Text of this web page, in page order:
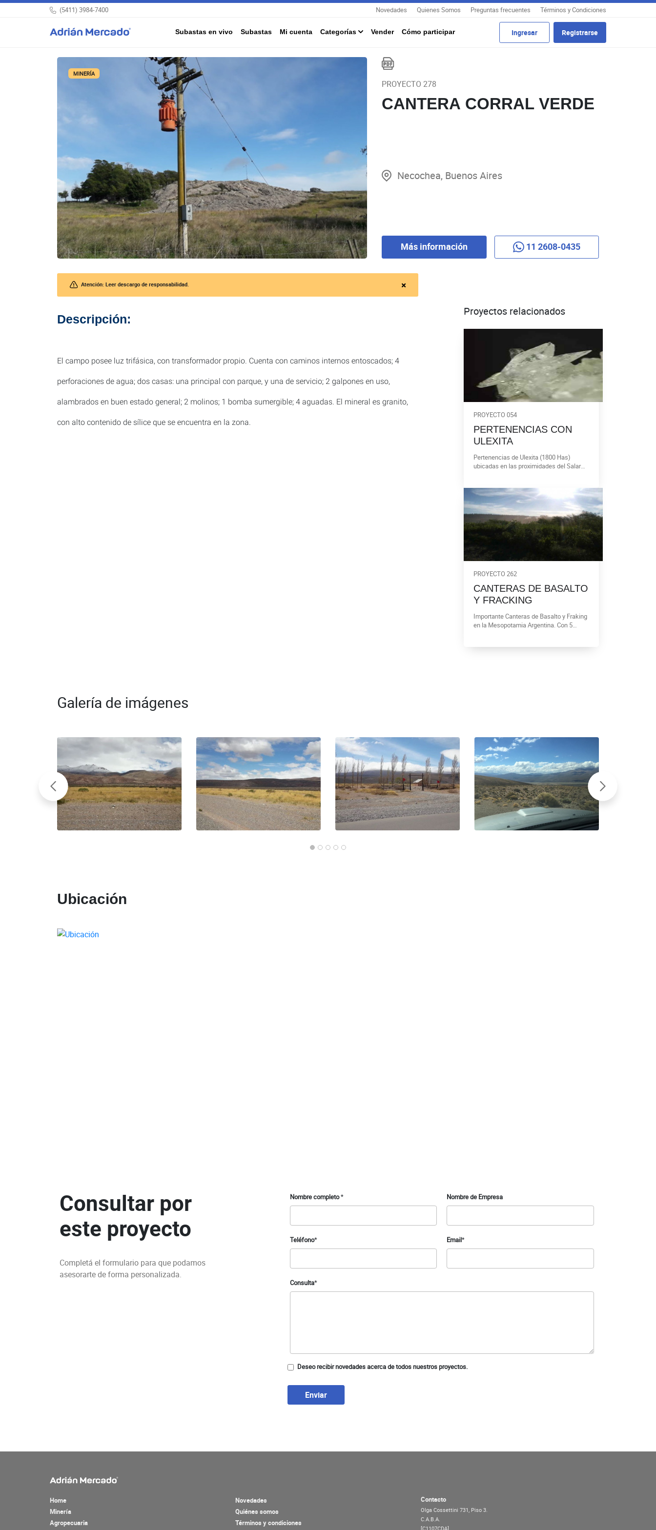
(5411) 3984-7400 Novedades Quienes Somos Preguntas frecuentes Términos y Condiciones
Subastas en vivo Subastas Mi cuenta Categorías Vender Cómo participar Ingresar Registrarse
MINERÍA
PROYECTO 278
CANTERA CORRAL VERDE
Necochea, Buenos Aires
Más información 11 2608-0435
Atención: Leer descargo de responsabilidad.
Descripción:
El campo posee luz trifásica, con transformador propio. Cuenta con caminos internos entoscados; 4
perforaciones de agua; dos casas: una principal con parque, y una de servicio; 2 galpones en uso,
alambrados en buen estado general; 2 molinos; 1 bomba sumergible; 4 aguadas. El mineral es granito,
con alto contenido de sílice que se encuentra en la zona.
Proyectos relacionados
PROYECTO 054
PERTENENCIAS CON
ULEXITA
Pertenencias de Ulexita (1800 Has)
ubicadas en las proximidades del Salar
PROYECTO 262
CANTERAS DE BASALTO
Y FRACKING
Importante Canteras de Basalto y Fraking
en la Mesopotamia Argentina. Con 5
Galería de imágenes
Ubicación
Consultar por
este proyecto
Completá el formulario para que podamos
asesorarte de forma personalizada.
Nombre completo* Nombre de Empresa
Teléfono* Email*
Consulta*
Deseo recibir novedades acerca de todos nuestros proyectos.
Enviar
Home
Minería
Agropecuaria
Novedades
Quiénes somos
Términos y condiciones
Contacto
Olga Cossettini 731, Piso 3.
C.A.B.A.
[C1107CDA]